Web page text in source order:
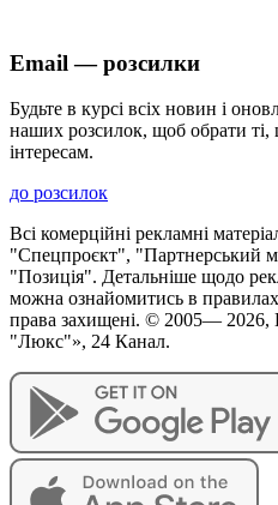
Email — розсилки
Будьте в курсі всіх новин і
наших розсилок, щоб обрати
інтересам.
до розсилок
Всі комерційні рекламні
"Спецпроєкт", "Партнерський
"Позиція". Детальніше щодо
можна ознайомитись в
права захищені. © 2005— 2026,
"Люкс"», 24 Канал.